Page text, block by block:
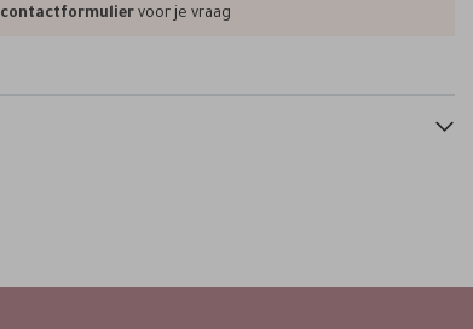
contactformuliervoor je vraag